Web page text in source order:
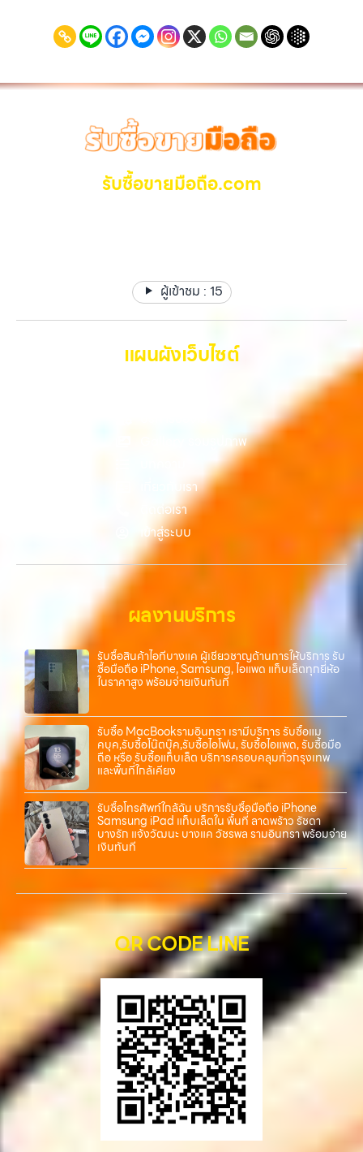
รับซื้อขายมือถือ.com
ผู้เข้าชม : 15
แผนผังเว็บไซต์
Gallery รวมรูปภาพ
เกี่ยวกับเรา
ติดต่อเรา
เข้าสู่ระบบ
ผลงานบริการ
รับซื้อสินค้าไอทีบางแค ผู้เชี่ยวชาญด้านการให้บริการ รับ
ซื้อมือถือ iPhone, Samsung, ไอแพด แท็บเล็ตทุกยี่ห้อ
ในราคาสูง พร้อมจ่ายเงินทันที
รับซื้อ MacBookรามอินทรา เรามีบริการ รับซื้อแม
คบุค,รับซื้อโน๊ตบุ๊ค,รับซื้อไอโฟน, รับซื้อไอแพด, รับซื้อมือ
ถือ หรือ รับซื้อแท็บเล็ต บริการครอบคลุมทั่วกรุงเทพ
และพื้นที่ใกล้เคียง
รับซื้อโทรศัพท์ใกล้ฉัน บริการรับซื้อมือถือ iPhone
Samsung iPad แท็บเล็ตใน พื้นที่ ลาดพร้าว รัชดา
บางรัก แจ้งวัฒนะ บางแค วัชรพล รามอินทรา พร้อมจ่าย
เงินทันที
QR CODE LINE